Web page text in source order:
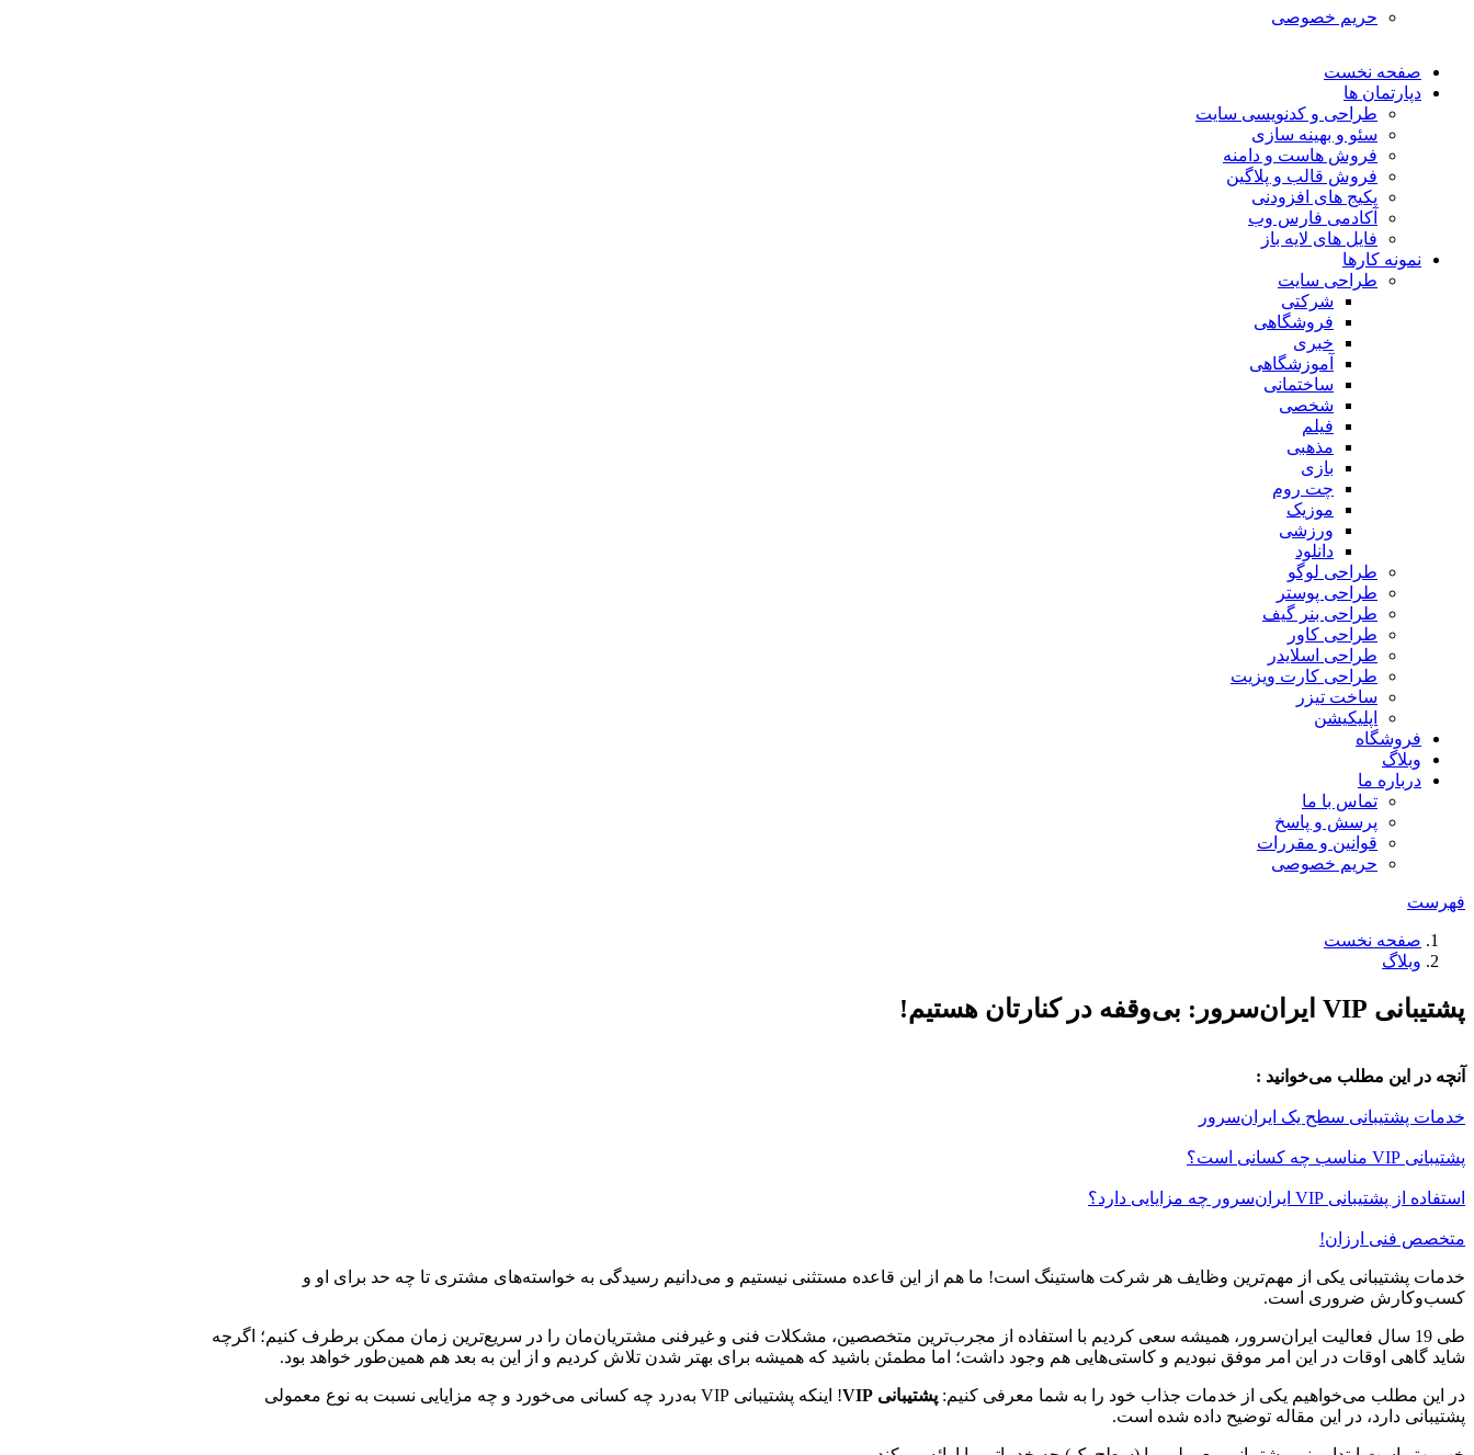
حریم خصوصی
صفحه نخست
دپارتمان ها
طراحی و کدنویسی سایت
سئو و بهینه سازی
فروش هاست و دامنه
فروش قالب و پلاگین
پکیج های افزودنی
آکادمی فارس وب
فایل های لایه باز
نمونه کارها
طراحی سایت
شرکتی
فروشگاهی
خبری
آموزشگاهی
ساختمانی
شخصی
فیلم
مذهبی
بازی
چت روم
موزیک
ورزشی
دانلود
طراحی لوگو
طراحی پوستر
طراحی بنر گیف
طراحی کاور
طراحی اسلایدر
طراحی کارت ویزیت
ساخت تیزر
اپلیکیشن
فروشگاه
وبلاگ
درباره ما
تماس با ما
پرسش و پاسخ
قوانین و مقررات
حریم خصوصی
فهرست
صفحه نخست
وبلاگ
پشتیبانی VIP ایران‌سرور: بی‌وقفه در کنارتان هستیم!
آنچه در این مطلب می‌خوانید :
خدمات پشتیبانی سطح یک ایران‌سرور
پشتیبانی VIP مناسب چه کسانی است؟
استفاده از پشتیبانی VIP ایران‌سرور چه مزایایی دارد؟
متخصص فنی ارزان!
خدمات پشتیبانی یکی از مهم‌ترین وظایف هر شرکت هاستینگ است! ما هم از این قاعده مستثنی نیستیم و می‌دانیم رسیدگی به خواسته‌های مشتری تا چه حد برای او و
کسب‌و‌‌کارش ضروری است.
طی 19 سال فعالیت ایران‌سرور، همیشه سعی کردیم با استفاده از مجرب‌ترین متخصصین، مشکلات فنی و غیرفنی مشتریان‌مان را در سریع‌ترین زمان ممکن برطرف کنیم؛ اگرچه
شاید گاهی اوقات در این امر موفق نبودیم و کاستی‌هایی هم وجود داشت؛ اما مطمئن باشید که همیشه برای بهتر شدن تلاش کردیم و از این به بعد هم همین‌طور خواهد بود.
در این مطلب می‌خواهیم یکی از خدمات جذاب خود را به شما معرفی کنیم: پشتیبانی VIP
! اینکه پشتیبانی VIP به‌درد چه کسانی می‌خورد و چه مزایایی نسبت به نوع معمولی
پشتیبانی دارد، در این مقاله توضیح داده شده است.